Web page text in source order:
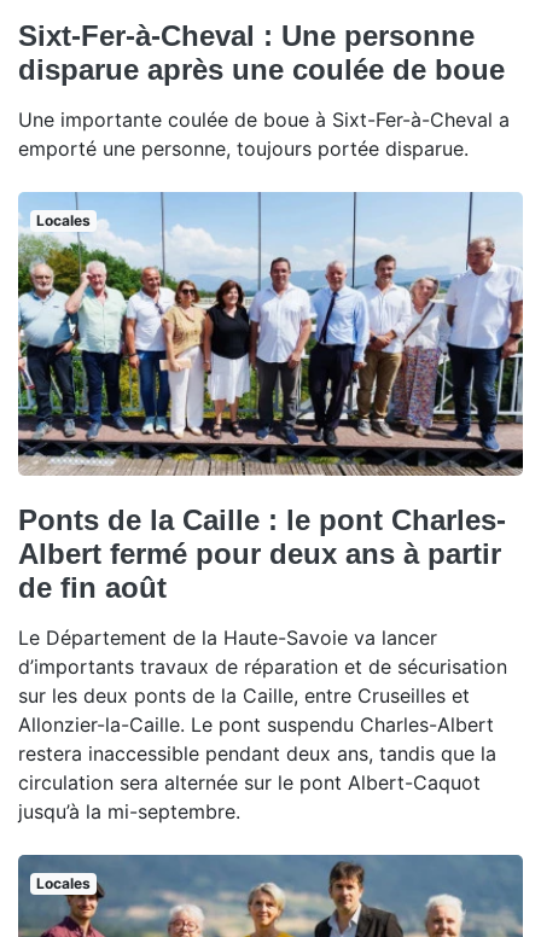
Sixt-Fer-à-Cheval : Une personne
disparue après une coulée de boue
Une importante coulée de boue à Sixt-Fer-à-Cheval a
emporté une personne, toujours portée disparue.
Locales
Ponts de la Caille : le pont Charles-
Albert fermé pour deux ans à partir
de fin août
Le Département de la Haute-Savoie va lancer
d’importants travaux de réparation et de sécurisation
sur les deux ponts de la Caille, entre Cruseilles et
Allonzier-la-Caille. Le pont suspendu Charles-Albert
restera inaccessible pendant deux ans, tandis que la
circulation sera alternée sur le pont Albert-Caquot
jusqu’à la mi-septembre.
Locales